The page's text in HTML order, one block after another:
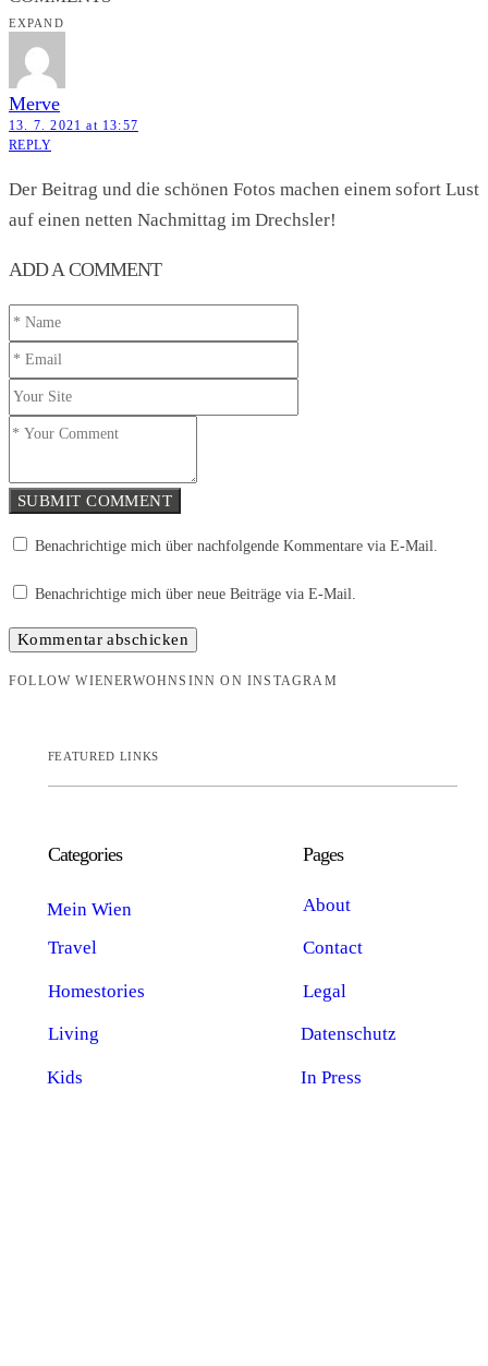
EXPAND
Merve
13. 7. 2021 at 13:57
REPLY
Der Beitrag und die schönen Fotos machen einem sofort Lust
auf einen netten Nachmittag im Drechsler!
ADD A COMMENT
SUBMIT COMMENT
Benachrichtige mich über nachfolgende Kommentare via E-Mail.
Benachrichtige mich über neue Beiträge via E-Mail.
FOLLOW WIENERWOHNSINN ON INSTAGRAM
FEATURED LINKS
Categories Pages
Living
About
Travel Contact
Homestories
In Press
Mein Wien
Legal
Kids
Datenschutz